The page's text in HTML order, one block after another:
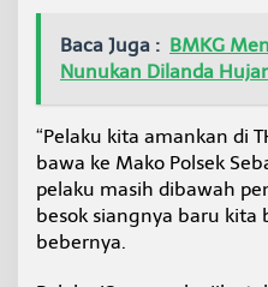
Baca Juga : BMKG
Nunukan Dilanda
“Pelaku kita amankan di
bawa ke Mako Polsek
pelaku masih dibawah
besok siangnya baru kita
bebernya.